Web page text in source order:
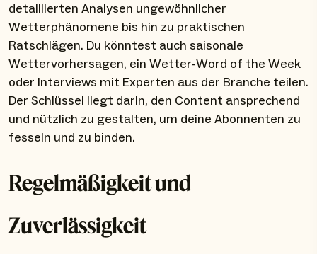
detaillierten Analysen ungewöhnlicher
Wetterphänomene bis hin zu praktischen
Ratschlägen. Du könntest auch saisonale
Wettervorhersagen, ein Wetter-Word of the Week
oder Interviews mit Experten aus der Branche teilen.
Der Schlüssel liegt darin, den Content ansprechend
und nützlich zu gestalten, um deine Abonnenten zu
fesseln und zu binden.
Regelmäßigkeit und
Zuverlässigkeit